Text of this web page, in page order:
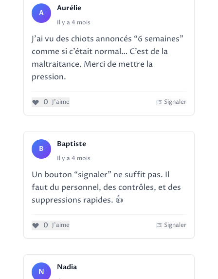
A
Aurélie
Il y a 4 mois
J’ai vu des chiots annoncés “6 semaines”
comme si c’était normal… C’est de la
maltraitance. Merci de mettre la
pression.
0 J'aime Signaler
B
Baptiste
Il y a 4 mois
Un bouton “signaler” ne suffit pas. Il
faut du personnel, des contrôles, et des
suppressions rapides. 👍
0 J'aime Signaler
N
Nadia